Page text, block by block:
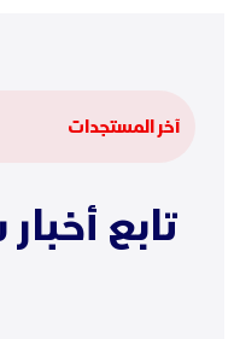
آخر المستجدات
تابع